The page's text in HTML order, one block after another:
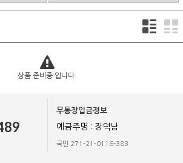
상품 준비중 입니다.
무통장입금정보
예금주명 : 장덕남
국민 271-21-0116-383